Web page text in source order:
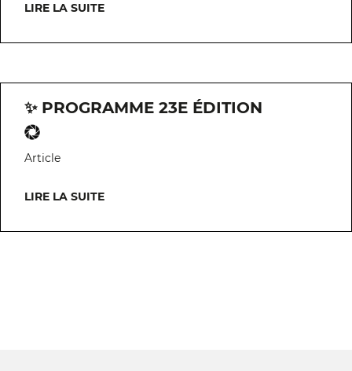
LIRE LA SUITE
✨ PROGRAMME 23E ÉDITION
Article
LIRE LA SUITE